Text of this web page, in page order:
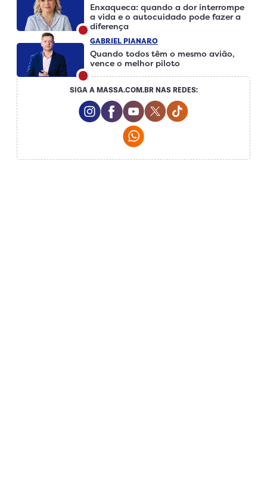
Enxaqueca: quando a dor interrompe
a vida e o autocuidado pode fazer a
diferença
GABRIEL PIANARO
Quando todos têm o mesmo avião,
vence o melhor piloto
SIGA A MASSA.COM.BR NAS REDES:
Instagram Social Media
Facebook Social Media
Youtube Social Media
Twitter Social Media
Tiktok Social
Whatsapp Social Media